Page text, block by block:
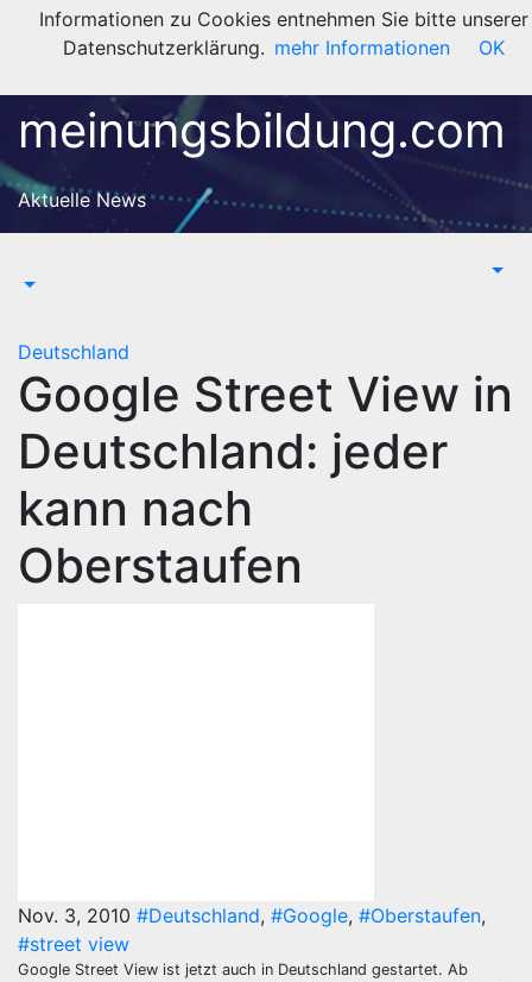
meinungsbildung.com
Aktuelle News
Deutschland
Google Street View in
Deutschland: jeder
kann nach
Oberstaufen
Nov. 3, 2010 #Deutschland, #Google, #Oberstaufen,
#street view
Google Street View ist jetzt auch in Deutschland gestartet. Ab
Informationen zu Cookies entnehmen Sie bitte unserer
Datenschutzerklärung. mehr Informationen OK